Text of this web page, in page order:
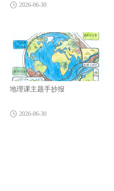
2026-06-30
地理课主题手抄报
2026-06-30